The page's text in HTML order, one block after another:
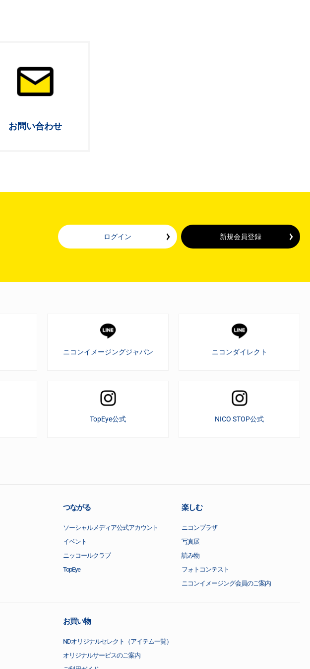
お問い合わせ
ログイン 新規会員登録
ニコンイメージングジャパン ニコンダイレクト
TopEye公式 NICO STOP公式
つながる
ソーシャルメディア公式アカウント
イベント
ニッコールクラブ
TopEye
楽しむ
ニコンプラザ
写真展
読み物
フォトコンテスト
ニコンイメージング会員のご案内
お買い物
NDオリジナルセレクト（アイテム一覧）
オリジナルサービスのご案内